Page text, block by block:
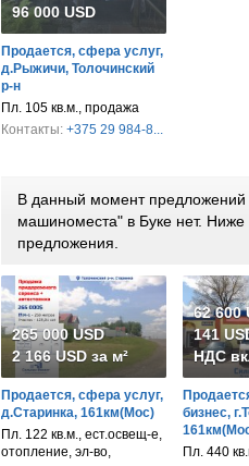
96 000 USD
Продается, сфера услуг,
д.Рыжичи, Толочинский
р-н
Пл. 105 кв.м., продажа
Контакты: +375 29 984-8...
В данный момент
машиноместа" в Буке нет.
предложения.
265 000 USD
2 166 USD за м²
Продается, сфера услуг,
д.Старинка, 161км(Мос)
Пл. 122 кв.м., ест.освещ-е,
отопление, эл-во,
62 600
141
НДС
бизнес,
Пл. 440